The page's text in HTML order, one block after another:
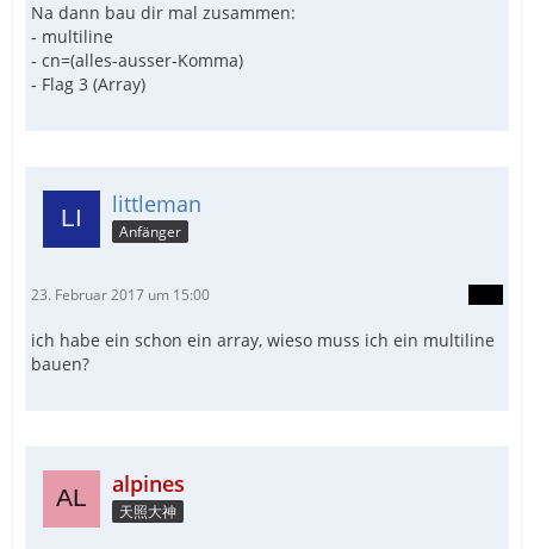
Na dann bau dir mal zusammen:
- multiline
- cn=(alles-ausser-Komma)
- Flag 3 (Array)
littleman
Anfänger
23. Februar 2017 um 15:00
ich habe ein schon ein array, wieso muss ich ein multiline
bauen?
alpines
天照大神